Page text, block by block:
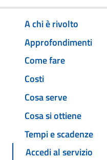
A chi è rivolto
Approfondimenti
Come fare
Costi
Cosa serve
Cosa si ottiene
Tempi e scadenze
Accedi al servizio